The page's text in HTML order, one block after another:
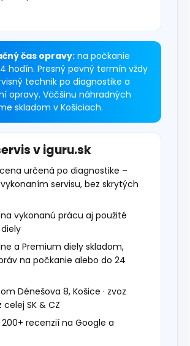
čas opravy: na počkanie
hodín. Presný pevný termín vždy
technik po diagnostike a
opravy. Väčšinu náhradných
skladom v Košiciach.
v iguru.sk
určená po diagnostike –
servisu, bez skrytých
vykonanú prácu aj použité
a Premium diely skladom,
na počkanie alebo do 24
Dénešova 8, Košice · zvoz
SK & CZ
recenzií na Google a